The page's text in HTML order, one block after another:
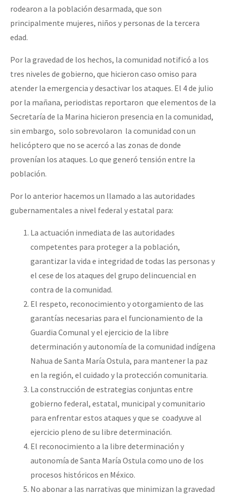
rodearon a la población desarmada, que son
principalmente mujeres, niños y personas de la tercera
edad.
Por la gravedad de los hechos, la comunidad notificó a los
tres niveles de gobierno, que hicieron caso omiso para
atender la emergencia y desactivar los ataques. El 4 de julio
por la mañana, periodistas reportaron que elementos de la
Secretaría de la Marina hicieron presencia en la comunidad,
sin embargo, solo sobrevolaron la comunidad con un
helicóptero que no se acercó a las zonas de donde
provenían los ataques. Lo que generó tensión entre la
población.
Por lo anterior hacemos un llamado a las autoridades
gubernamentales a nivel federal y estatal para:
La actuación inmediata de las autoridades
competentes para proteger a la población,
garantizar la vida e integridad de todas las personas y
el cese de los ataques del grupo delincuencial en
contra de la comunidad.
El respeto, reconocimiento y otorgamiento de las
garantías necesarias para el funcionamiento de la
Guardia Comunal y el ejercicio de la libre
determinación y autonomía de la comunidad indígena
Nahua de Santa María Ostula, para mantener la paz
en la región, el cuidado y la protección comunitaria.
La construcción de estrategias conjuntas entre
gobierno federal, estatal, municipal y comunitario
para enfrentar estos ataques y que se coadyuve al
ejercicio pleno de su libre determinación.
El reconocimiento a la libre determinación y
autonomía de Santa María Ostula como uno de los
procesos históricos en México.
No abonar a las narrativas que minimizan la gravedad